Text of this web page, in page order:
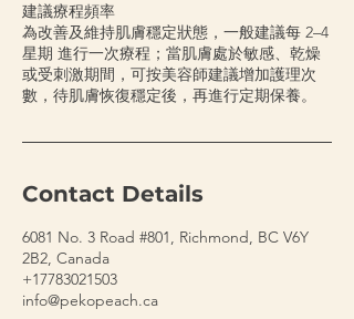
建議療程頻率
為改善及維持肌膚穩定狀態，一般建議每 2–4
星期 進行一次療程；當肌膚處於敏感、乾燥
或受刺激期間，可按美容師建議增加護理次
數，待肌膚恢復穩定後，再進行定期保養。
Contact Details
6081 No. 3 Road #801, Richmond, BC V6Y
2B2, Canada
+17783021503
info@pekopeach.ca